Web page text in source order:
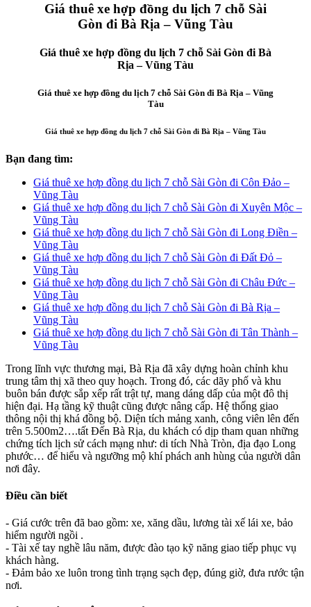
Giá thuê xe hợp đồng du lịch 7 chỗ Sài
Gòn đi Bà Rịa – Vũng Tàu
Giá thuê xe hợp đồng du lịch 7 chỗ Sài Gòn đi Bà
Rịa – Vũng Tàu
Giá thuê xe hợp đồng du lịch 7 chỗ Sài Gòn đi Bà Rịa – Vũng
Tàu
Giá thuê xe hợp đồng du lịch 7 chỗ Sài Gòn đi Bà Rịa – Vũng Tàu
Bạn đang tìm:
Giá thuê xe hợp đồng du lịch 7 chỗ Sài Gòn đi Côn Đảo –
Vũng Tàu
Giá thuê xe hợp đồng du lịch 7 chỗ Sài Gòn đi Xuyên Mộc –
Vũng Tàu
Giá thuê xe hợp đồng du lịch 7 chỗ Sài Gòn đi Long Điền –
Vũng Tàu
Giá thuê xe hợp đồng du lịch 7 chỗ Sài Gòn đi Đất Đỏ –
Vũng Tàu
Giá thuê xe hợp đồng du lịch 7 chỗ Sài Gòn đi Châu Đức –
Vũng Tàu
Giá thuê xe hợp đồng du lịch 7 chỗ Sài Gòn đi Bà Rịa –
Vũng Tàu
Giá thuê xe hợp đồng du lịch 7 chỗ Sài Gòn đi Tân Thành –
Vũng Tàu
Trong lĩnh vực thương mại, Bà Rịa đã xây dựng hoàn chỉnh khu
trung tâm thị xã theo quy hoạch. Trong đó, các dãy phố và khu
buôn bán được sắp xếp rất trật tự, mang dáng dấp của một đô thị
hiện đại. Hạ tầng kỹ thuật cũng được nâng cấp. Hệ thống giao
thông nội thị khá đồng bộ. Diện tích mảng xanh, công viên lên đến
trên 5.500m2….tất Đến Bà Rịa, du khách có dịp tham quan những
chứng tích lịch sử cách mạng như: di tích Nhà Tròn, địa đạo Long
phước… để hiểu và ngưỡng mộ khí phách anh hùng của người dân
nơi đây.
Điều cần biết
- Giá cước trên đã bao gồm: xe, xăng dầu, lương tài xế lái xe, bảo
hiểm người ngồi .
- Tài xế tay nghề lâu năm, được đào tạo kỹ năng giao tiếp phục vụ
khách hàng.
- Đảm bảo xe luôn trong tình trạng sạch đẹp, đúng giờ, đưa rước tận
nơi.